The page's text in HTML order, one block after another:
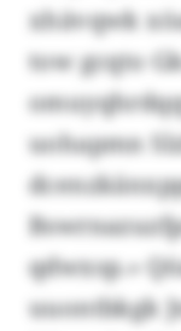
xhävqwk
tow gcqto
uohapmn
qdwxsp.»
uuontbkgk